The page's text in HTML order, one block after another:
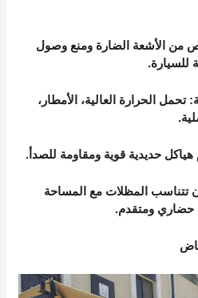
من الأشعة الضارة ومنع وصول
للسيارة.
: تحمل الحرارة العالية، الأمطار،
حديدية قوية ومقاومة للصدأ.
تتناسب المظلات مع المساحة
حضاري ومتقدم.